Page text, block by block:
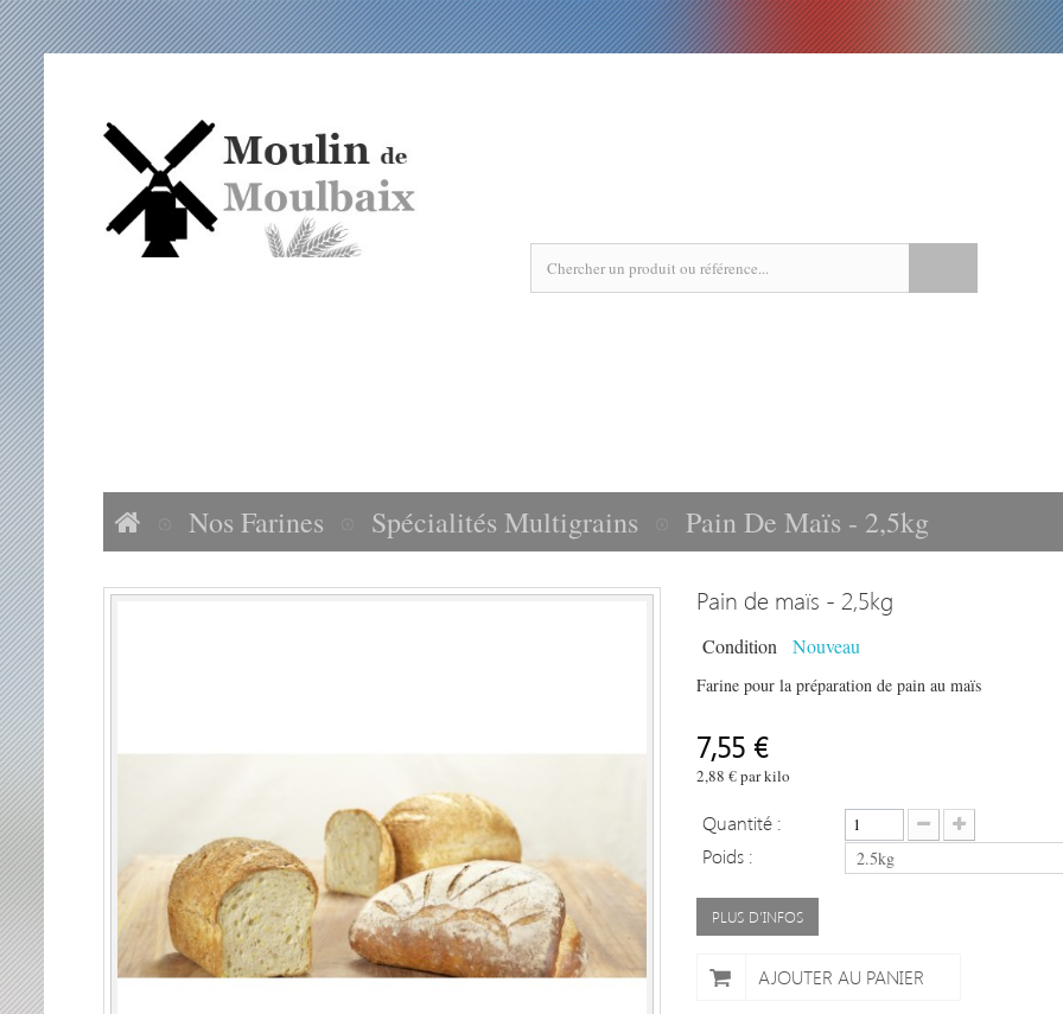
Nos Farines Spécialités Multigrains Pain De Maïs - 2,5kg
Pain de maïs - 2,5kg
Condition Nouveau
Farine pour la préparation de pain au maïs
7,55 €
2,88 €par kilo
Quantité :
Poids :
2.5kg
PLUS D'INFOS
AJOUTER AU PANIER